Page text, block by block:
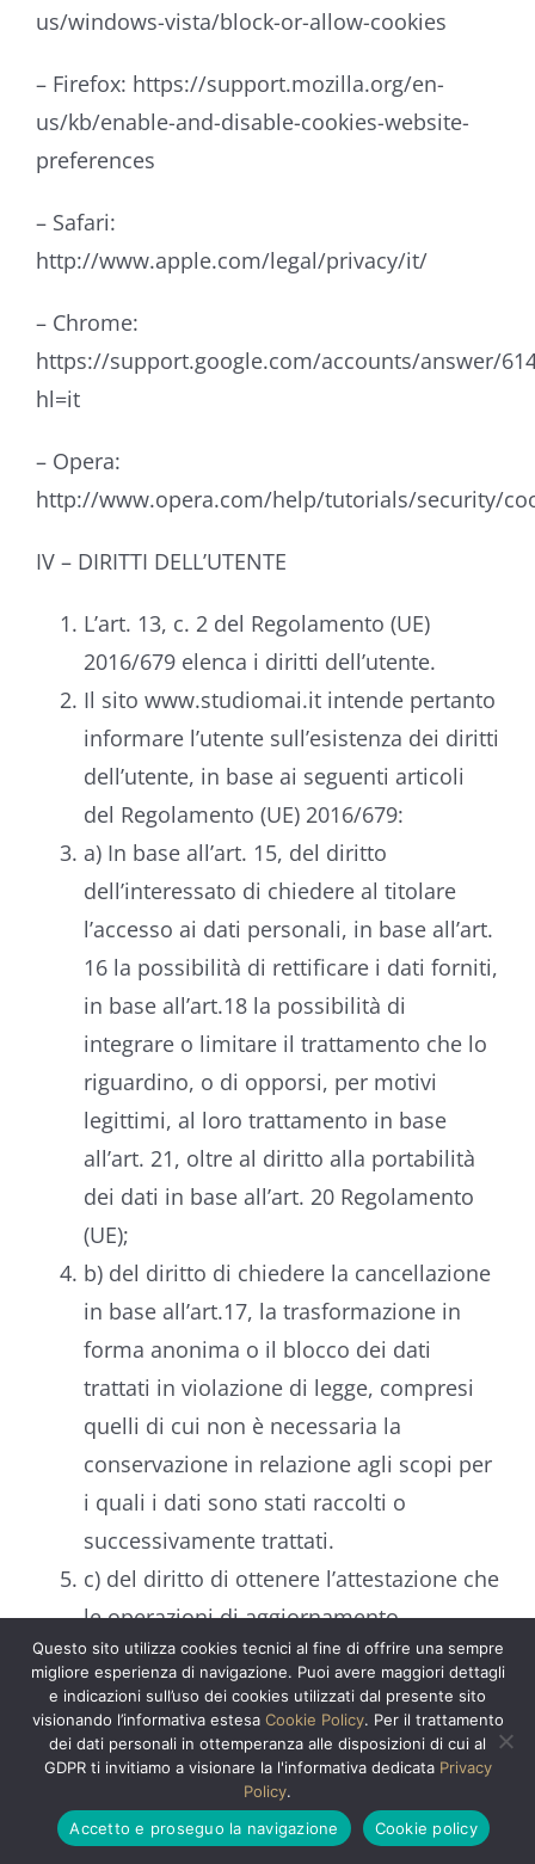
us/windows-vista/block-or-allow-cookies
– Firefox: https://support.mozilla.org/en-
us/kb/enable-and-disable-cookies-website-
preferences
– Safari:
http://www.apple.com/legal/privacy/it/
– Chrome:
https://support.google.com/accounts/answer/
hl=it
– Opera:
http://www.opera.com/help/tutorials/security/
IV – DIRITTI DELL’UTENTE
L’art. 13, c. 2 del Regolamento (UE)
2016/679 elenca i diritti dell’utente.
Il sito www.studiomai.it intende pertanto
informare l’utente sull’esistenza dei diritti
dell’utente, in base ai seguenti articoli
del Regolamento (UE) 2016/679:
a) In base all’art. 15, del diritto
dell’interessato di chiedere al titolare
l’accesso ai dati personali, in base all’art.
16 la possibilità di rettificare i dati forniti,
in base all’art.18 la possibilità di
integrare o limitare il trattamento che lo
riguardino, o di opporsi, per motivi
legittimi, al loro trattamento in base
all’art. 21, oltre al diritto alla portabilità
dei dati in base all’art. 20 Regolamento
(UE);
b) del diritto di chiedere la cancellazione
in base all’art.17, la trasformazione in
forma anonima o il blocco dei dati
trattati in violazione di legge, compresi
quelli di cui non è necessaria la
conservazione in relazione agli scopi per
i quali i dati sono stati raccolti o
successivamente trattati.
c) del diritto di ottenere l’attestazione che
le operazioni di aggiornamento,
rettificazione, integrazione dei dati,
cancellazione, blocco dei dati,
trasformazione sono state portate a
conoscenza, anche per quanto riguarda
il loro contenuto, di coloro ai quali i dati
sono stati comunicati o diffusi,
Questo sito utilizza cookies tecnici al fine di offrire una sempre
migliore esperienza di navigazione. Puoi avere maggiori dettagli
e indicazioni sull’uso dei cookies utilizzati dal presente sito
visionando l’informativa estesa Cookie Policy. Per il trattamento
dei dati personali in ottemperanza alle disposizioni di cui al
GDPR ti invitiamo a visionare la l'informativa dedicata Privacy
Policy.
Accetto e proseguo la navigazione
Cookie policy